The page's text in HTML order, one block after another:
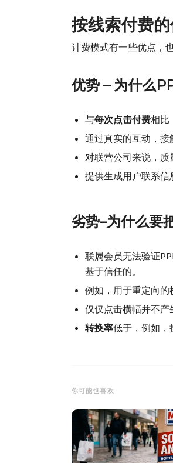
按线索付费
计费模式有一些优点，
优势 – 为什么
与每次点击付费相比
通过真实的互动，接
对联营公司来说，
提供生成用户联系信
劣势–为什么要
联属会员无法验证
基于信任的。
例如，用于重定向的
仅仅点击横幅并不产
转换率低于，例如，
你可能也喜欢